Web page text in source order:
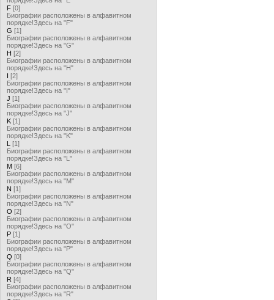
F [0]
Биографии расположены в алфавитном
порядке!Здесь на "F"
G [1]
Биографии расположены в алфавитном
порядке!Здесь на "G"
H [2]
Биографии расположены в алфавитном
порядке!Здесь на "H"
I [2]
Биографии расположены в алфавитном
порядке!Здесь на "I"
J [1]
Биографии расположены в алфавитном
порядке!Здесь на "J"
K [1]
Биографии расположены в алфавитном
порядке!Здесь на "K"
L [1]
Биографии расположены в алфавитном
порядке!Здесь на "L"
M [6]
Биографии расположены в алфавитном
порядке!Здесь на "M"
N [1]
Биографии расположены в алфавитном
порядке!Здесь на "N"
O [2]
Биографии расположены в алфавитном
порядке!Здесь на "O"
P [1]
Биографии расположены в алфавитном
порядке!Здесь на "P"
Q [0]
Биографии расположены в алфавитном
порядке!Здесь на "Q"
R [4]
Биографии расположены в алфавитном
порядке!Здесь на "R"